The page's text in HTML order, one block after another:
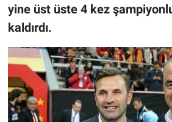
yine üst üste 4 kez
kaldırdı.